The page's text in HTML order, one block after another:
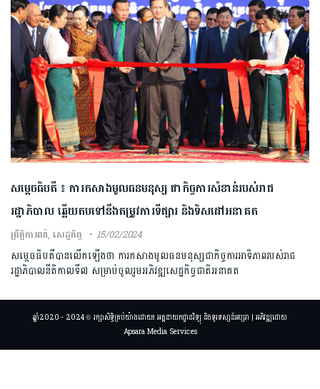
សម្តេចធិបតី ៖ ការកសាងមូលធនមនុស្ស ជាកិច្ចការសំខាន់របស់រាជ
រដ្ឋាភិបាល ឆ្លើយតបទៅនឹងតម្រូវការទីផ្សារ និងទិសដៅអនាគត
ព្រឹត្តិការណ៍,សេដ្ឋកិច្ច 15/02/2024
សម្តេចធិបតីបានលើកឡើងថា ការកសាងមូលធនមនុស្សជាកិច្ចការអាទិភាពរបស់រាជ
រដ្ឋាភិ​បាលនីតិកាលទី៧ សម្រាប់ចូលរួមអភិវឌ្ឍសេដ្ឋកិច្ចជាតិអនាគត
ឆ្នាំ2020 - 2024 © រក្សាសិទ្ធិគ្រប់យ៉ាងដោយ៖ អគ្គនាយកដ្ឋានវិទ្យុ និងទូរទស្សន៍អប្សរា | អភិវឌ្ឍដោយ
Apsara Media Services